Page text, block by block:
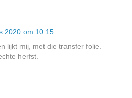
2020 om 10:15
lijkt mij, met die transfer folie.
herfst.